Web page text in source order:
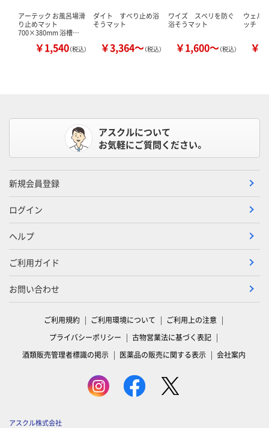
アーテック お風呂場滑
り止めマット
700×380mm 浴槽…
￥1,540（税込）
ダイト すべり止め浴
そうマット
￥3,364～（税込）
ワイズ スベリを防ぐ
浴そうマット
￥1,600～（税込）
ウェル
ッチ
￥
アスクルについて
お気軽にご質問ください。
新規会員登録
ログイン
ヘルプ
ご利用ガイド
お問い合わせ
ご利用規約 ご利用環境について
ご利用上の注意
プライバシーポリシー
古物営業法に基づく表記
酒類販売管理者標識の掲示
医薬品の販売に関する表示 会社案内
アスクル株式会社